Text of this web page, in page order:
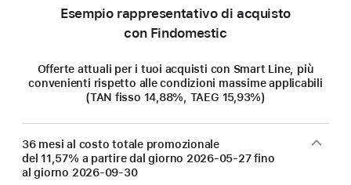
Esempio rappresentativo di acquisto
con Findomestic
Offerte attuali per i tuoi acquisti con Smart Line, più
convenienti rispetto alle condizioni massime applicabili
(TAN fisso 14,88%, TAEG 15,93%)
36 mesi al costo totale promozionale
del 11,57% a partire dal giorno 2026-05-27fino
al giorno 2026-09-30